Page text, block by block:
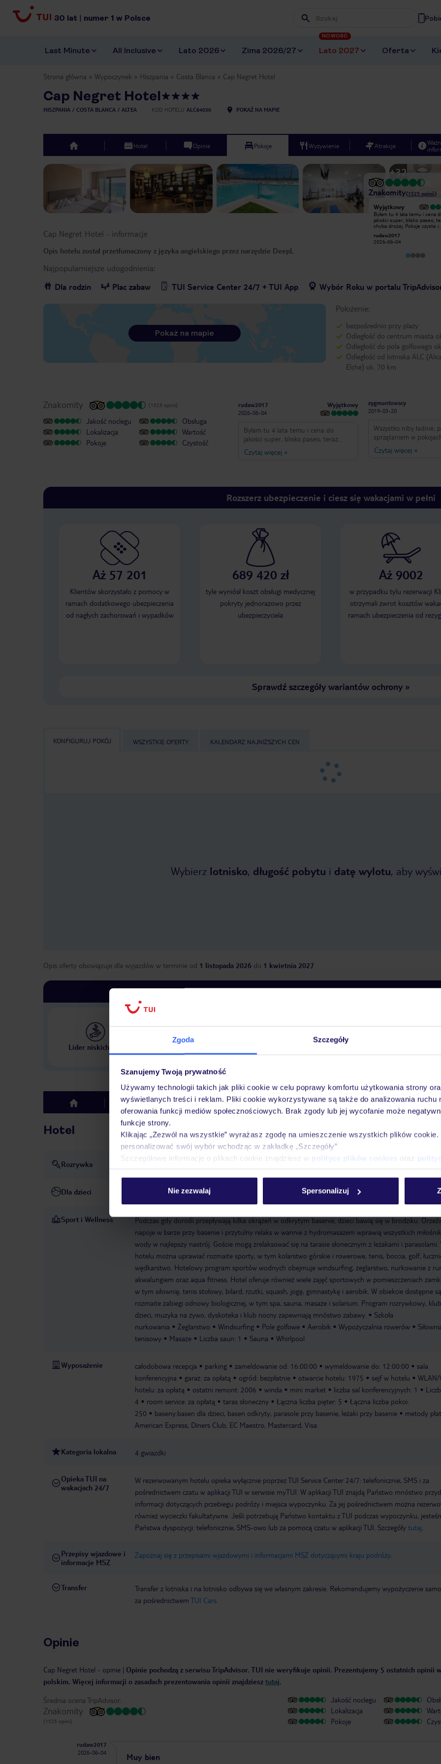
Zgoda Szczegóły
Szanujemy Twoją prywatność
Używamy technologii takich jak pliki cookie w celu poprawy komfortu użytkowania strony
wyświetlanych treści i reklam. Pliki cookie wykorzystywane są także do analizowania ruchu
oferowania funkcji mediów społecznościowych. Brak zgody lub jej wycofanie może
funkcje strony.
Klikając „Zezwól na wszystkie” wyrażasz zgodę na umieszczenie wszystkich plików
personalizować swój wybór wchodząc w zakładkę „Szczegóły”
Szczegółowe informacje o plikach cookie znajdziesz w polityce plików cookies oraz
Nie zezwalaj Spersonalizuj
30 lat | numer 1 w Polsce Wpisz frazę, której szukasz
Last Minute All Inclusive Lato 2026 Zima 2026/27 Lato 2027
NOWOŚĆ
Oferta
Strona główna Wypoczynek Hiszpania Costa Blanca Cap Negret Hotel
Cap Negret Hotel
HISZPANIA COSTA BLANCA ALTEA KOD HOTELU ALC84030 POKAŻ NA MAPIE
top Hotel Opinie Pokoje Wyżywienie Atrakcje
+32
Znakomity(1525 opinii)
Wyjątkowy
Spędziliśmy w tym hotelu tydz ,
pokoju ma morze , duży basen
Wyjątkowy
Byłam tu 4 lata temu i cena
jakości super, blisko paseo,
chyba drożej. Pokoje czyste i
dobra meijscówka Bardzo dobre
śniadanie, teraz hotel poszedł
rudaw2017
2026-06-04
Cap Negret Hotel - informacje
Opis hotelu został przetłumaczony z języka angielskiego przez narzędzie DeepL
Najpopularniejsze udogodnienia:
Dla rodzin
Plac zabaw TUI Service Center 24/7 + TUI App Wybór Roku w portalu
Położenie:
bezpośrednio przy plaży
Odległość do centrum miasta
Odległość do pola golfowego
Odległość od lotniska ALC
Elche) ok. 70 km
Pokaż na mapie
Znakomity (1525 opinii)
Jakość noclegu
Lokalizacja
Pokoje
Obsługa
Wartość
Czystość
rudaw2017
2026-06-04
Wyjątkowy
Byłam tu 4 lata temu i cena do
jakości super, blisko paseo, teraz
chyba drożej. Pokoje czyste i
przyjemna. Bardzo duży parking,
Czytaj więcej »
zygmuntowscy
2019-03-20
Wszystko niby ładnie,
sprzątaniem w
dużo brakuje do
hotelu. Pokoje jak były
Czytaj więcej »
Rozszerz ubezpieczenie i ciesz się wakacjami w pełni
Aż 57 201
Klientów skorzystało z pomocy w
ramach dodatkowego ubezpieczenia
od nagłych zachorowań i wypadków
689 420 zł
tyle wyniósł koszt obsługi medycznej
pokryty jednorazowo przez
ubezpieczyciela
Aż 9002
w przypadku tylu rezerwacji
otrzymali zwrot kosztów
ramach ubezpieczenia od
Sprawdź szczegóły wariantów ochrony»
KONFIGURUJ POKÓJ WSZYSTKIE OFERTY KALENDARZ NAJNIŻSZYCH CEN
Wybierz lotnisko, długość pobytu i datę wylotu, aby
Opis oferty obowiązuje dla wyjazdów w terminie od 1 listopada 2026 do 1 kwietnia 2027
Dlaczego warto wybrać TUI?
Lider niskich cen
Największe biuro podróży
w Polsce
Tylko u nas opieka na
top Hotel Opinie Pokoje Wyżywienie Atrakcje
Hotel
Rozrywka
Dla dzieci basen dla dzieci klub dla dzieci pokój zabaw
Sport i Wellness
Podczas gdy dorośli przepływają kilka okrążeń w odkrytym basenie, dzieci bawią się w brodziku.
napoje w barze przy basenie i przytulny relaks w wannie z hydromasażem wprawią wszystkich
wody w najlepszy nastrój. Goście mogą zrelaksować się na tarasie słonecznym z leżakami i parasolami.
hotelu można uprawiać rozmaite sporty, w tym kolarstwo górskie i rowerowe, tenis, boccia, golf,
wędkarstwo. Hotelowy program sportów wodnych obejmuje windsurfing, żeglarstwo, nurkowanie z
akwalungiem oraz aqua fitness. Hotel oferuje również wiele zajęć sportowych w pomieszczeniach
w tym siłownię, tenis stołowy, bilard, rzutki, squash, jogę, gimnastykę i aerobik. W obiekcie dostępne są
rozmaite zabiegi odnowy biologicznej, w tym spa, sauna, masaże i solarium. Program rozrywkowy,
dzieci, muzyka na żywo, dyskoteka i klub nocny zapewniają mnóstwo zabawy.
Szkoła
nurkowania
Żeglarstwo Windsurfing Pole golfowe Aerobik Wypożyczalnia rowerów
tenisowy
Masaże Liczba saun: 1 Sauna Whirlpool
Wyposażenie całodobowa recepcja parking zameldowanie od: 16:00:00 wymeldowanie do: 12:00:00
sala
konferencyjna
garaż: za opłatą ogród: bezpłatnie otwarcie hotelu: 1975 sejf w hotelu
WLAN/
hotelu: za opłatą
ostatni remont: 2006 winda mini market liczba sal konferencyjnych: 1
4
room service: za opłatą taras słoneczny Łączna liczba pięter: 5
Łączna liczba pokoi:
250
baseny:basen dla dzieci, basen odkryty, parasole przy basenie, leżaki przy basenie
metody
American Express, Diners Club, EC Maestro, Mastercard, Visa
Kategoria lokalna 4 gwiazdki
Opieka TUI na
wakacjach 24/7
W rezerwowanym hotelu opieka wyłącznie poprzez TUI Service Center 24/7: telefonicznie, SMS i za
pośrednictwem czatu w aplikacji TUI w serwisie myTUI. W aplikacji TUI znajdą Państwo mnóstwo
informacji dotyczących przebiegu podróży i miejsca wypoczynku. Za jej pośrednictwem można
również wycieczki fakultatywne. Jeśli potrzebują Państwo kontaktu z TUI podczas wypoczynku,
Państwa dyspozycji: telefonicznie, SMS-owo lub za pomocą czatu w aplikacji TUI. Szczegóły tutaj
Przepisy wjazdowe i
informacje MSZ
Zapoznaj się z przepisami wjazdowymi i informacjami MSZ dotyczącymi kraju podróży.
Transfer
Transfer z lotniska i na lotnisko odbywa się we własnym zakresie. Rekomendujemy wypożyczenie
za pośrednictwem TUI Cars.
Opinie
Cap Negret Hotel - opinie | Opinie pochodzą z serwisu TripAdvisor. TUI nie weryfikuje opinii. Prezentujemy 5 ostatnich opinii
polskim. Więcej informacji o zasadach prezentowania opinii znajdziesz tutaj.
Średnia ocena TripAdvisor:
Znakomity
(1525 opinii)
Jakość noclegu
Lokalizacja
Pokoje
rudaw2017
2026-06-04
Muy bien